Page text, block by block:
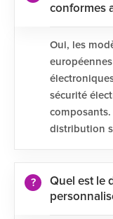
conformes
Oui, les
sécurité
composants.
distribution
Quel est le